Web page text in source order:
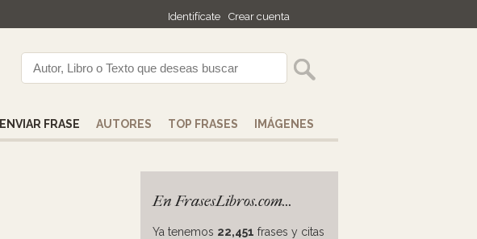
Identifícate Crear cuenta
ENVIAR FRASE AUTORES TOP FRASES IMÁGENES
En FrasesLibros.com...
Ya tenemos 22,451 frases y citas